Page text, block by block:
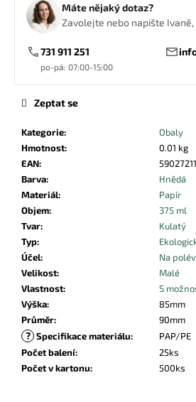
Máte nějaký dotaz?
Zavolejte nebo napište
731 911 251
po-pá: 07:00-15:00
Kategorie:
Obaly
Hmotnost:
0.01 kg
EAN:
Barva:
Hnědá
Materiál:
Papír
Objem:
375 ml
Tvar:
Kulatý
Typ:
Účel:
Na
Velikost:
Malé
Vlastnost:
S
Výška:
85mm
Průměr: 90mm
? Specifikace materiálu:
PAP/PE
Počet balení:
25ks
Počet v kartonu: 500ks
Zeptat se
m
2VRSTVÝ
ČERNÝ
0,39
Kč